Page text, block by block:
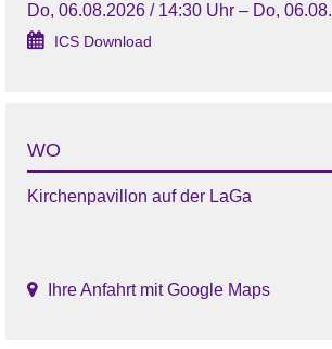
Do, 06.08.2026 / 14:30 Uhr – Do,
ICS Download
WO
Kirchenpavillon auf der LaGa
Ihre Anfahrt mit Google Maps